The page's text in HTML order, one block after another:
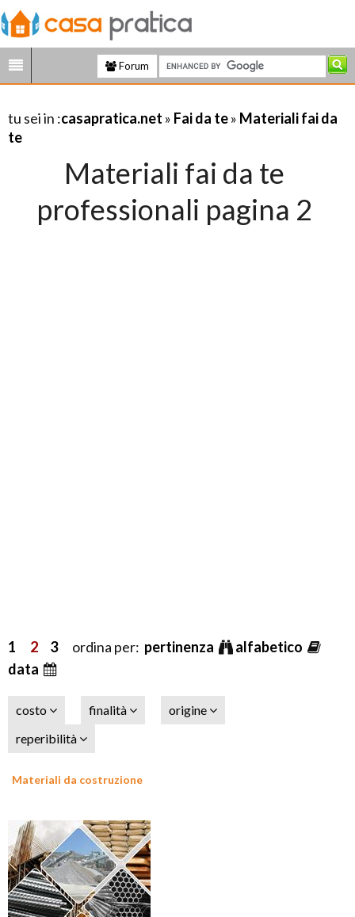
Forum
tu sei in :casapratica.net » Fai da te» Materiali fai da
te
Materiali fai da te
professionali pagina 2
1 2 3ordina per: pertinenza
alfabetico
data
costo finalità
origine
reperibilità
Materiali da costruzione